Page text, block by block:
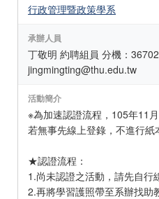
行政管理暨政策學系
承辦人員
丁敬明 約聘組員 分機：36702
jingmingting@thu.edu.tw
活動簡介
※為加速認證流程，105年11
若無事先線上登錄，不進行紙
★認證流程：
1.尚未認證之活動，請先自行
2.再將學習護照帶至系辦找助